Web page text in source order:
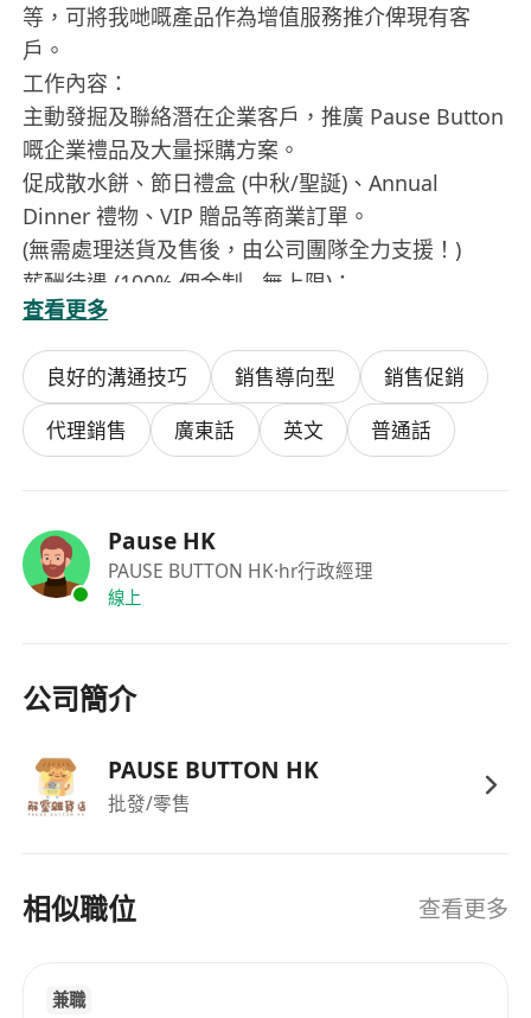
等，可將我哋嘅產品作為增值服務推介俾現有客
戶。
工作內容：
主動發掘及聯絡潛在企業客戶，推廣 Pause Button
嘅企業禮品及大量採購方案。
促成散水餅、節日禮盒 (中秋/聖誕)、Annual
Dinner 禮物、VIP 贈品等商業訂單。
(無需處理送貨及售後，由公司團隊全力支援！)
薪酬待遇 (100% 佣金制 - 無上限)：
極具吸引力嘅佣金： 成功促成訂單，可獲訂單總額
8% - 15% 作為佣金 (視乎訂單規模，特設階梯式獎
賞)。
高彈性： 100% 自由工作模式，無須打卡，無須墊
支買貨。
造豐厚收入，歡迎 PM 留言。我哋會盡快聯絡你傾
傾合作細節！
查看更多
良好的溝通技巧 銷售導向型
銷售促銷
代理銷售
廣東話 英文 普通話
Pause HK
PAUSE BUTTON HK·hr行政經理
線上
公司簡介
PAUSE BUTTON HK
批發/零售
相似職位 查看更多
兼職